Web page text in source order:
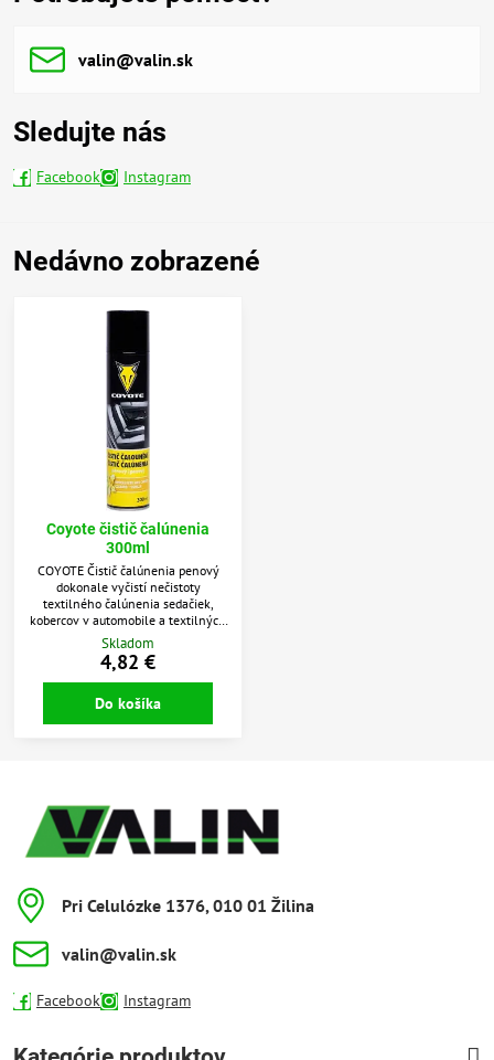
valin​@valin​.sk
Sledujte nás
Facebook Instagram
Nedávno zobrazené
Coyote čistič čalúnenia
300ml
COYOTE Čistič čalúnenia penový
dokonale vyčistí nečistoty
textilného čalúnenia sedačiek,
kobercov v automobile a textilných
doplnkov vo vozidle i v domácnosti.
Po aplikácii zanechá vo Vašom aute
príjemnú vôňu.
Skladom
4,82 €
Do košíka
Pri Celulózke 1376, 010 01 Žilina
valin​@valin​.sk
Facebook Instagram